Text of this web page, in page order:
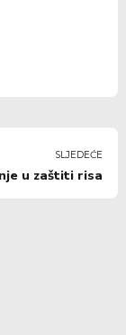
SLJEDEĆE
u zaštiti risa